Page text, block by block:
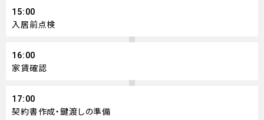
15:00
入居前点検
16:00
家賃確認
17:00
契約書作成・鍵渡しの準備